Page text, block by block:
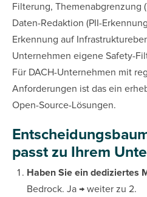
Filterung, Themenabgrenzung
Daten-Redaktion (PII-
Erkennung auf
Unternehmen eigene Safety-
Für DACH-Unternehmen mit
Anforderungen ist das ein
Open-Source-Lösungen.
passt zu Ihrem
Haben Sie ein dediziertes
Bedrock. Ja → weiter zu 2.